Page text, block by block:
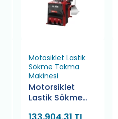
Motosiklet Lastik
Sökme Takma
Makinesi
Motorsiklet
Lastik Sökme